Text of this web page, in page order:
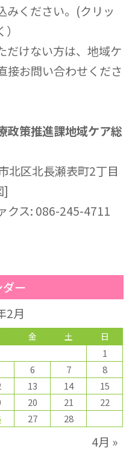
みください。(クリッ
だけない方は、地域ケ
接お問い合わせくださ
政策推進課地域ケア総
北区北長瀬表町2丁目
]
ス: 086-245-4711
ー
2月
金 土 日
1
6 7
8
13 14
15
20 21
22
27 28
4月 »